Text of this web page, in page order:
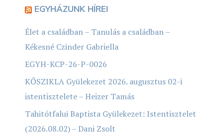
EGYHÁZUNK HÍREI
Élet a családban – Tanulás a családban –
Kékesné Czinder Gabriella
EGYH-KCP-26-P-0026
KŐSZIKLA Gyülekezet 2026. augusztus 02-i
istentisztelete – Heizer Tamás
Tahitótfalui Baptista Gyülekezet: Istentisztelet
(2026.08.02) – Dani Zsolt